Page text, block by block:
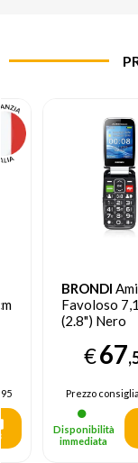
BRONDI
Favoloso
(2.8") Nero
base€67
Prezzo
Disponibilità
immediata